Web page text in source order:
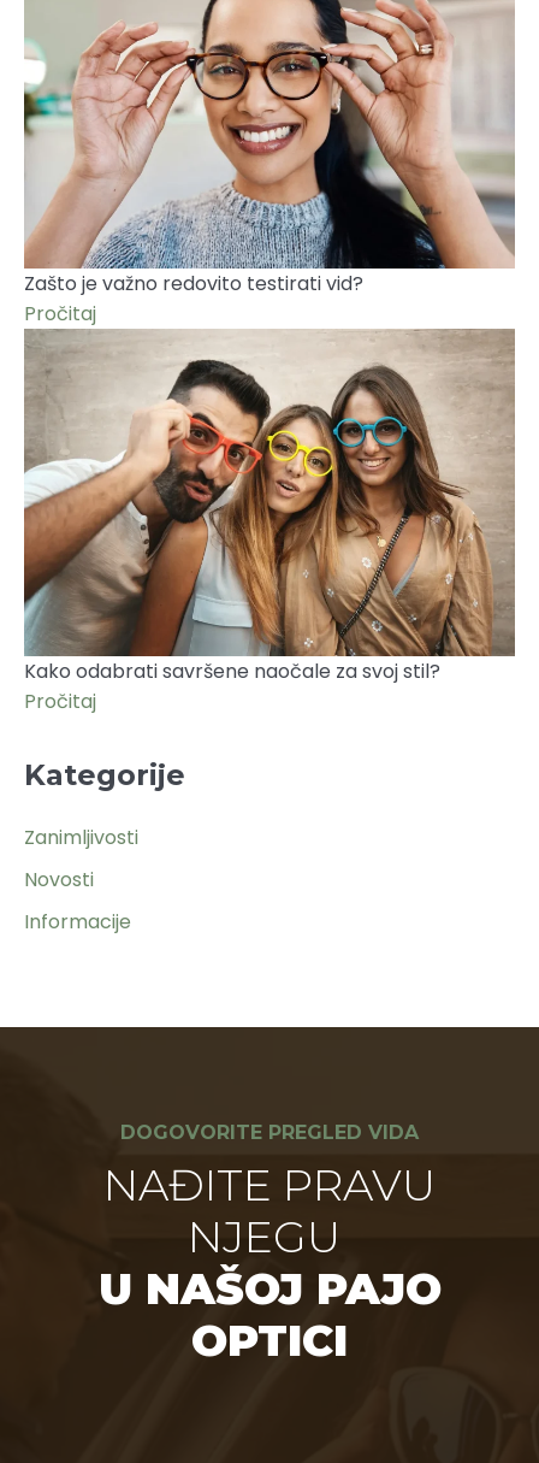
Zašto je važno redovito testirati vid?
Pročitaj
Kako odabrati savršene naočale za svoj stil?
Pročitaj
Kategorije
Zanimljivosti
Novosti
Informacije
DOGOVORITE PREGLED VIDA
NAĐITE PRAVU
NJEGU
U NAŠOJ PAJO
OPTICI